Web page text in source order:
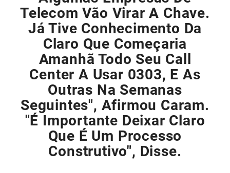
Telecom Vão Virar A Chave.
Já Tive Conhecimento Da
Claro Que Começaria
Amanhã Todo Seu Call
Center A Usar 0303, E As
Outras Na Semanas
Seguintes", Afirmou Caram.
"É Importante Deixar Claro
Que É Um Processo
Construtivo", Disse.